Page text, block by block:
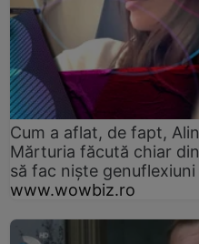
Cum a aflat, de fapt,
Mărturia făcută chiar
să fac niște
www.wowbiz.ro